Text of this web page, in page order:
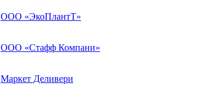
ООО «ЭкоПлантТ»
ООО «Стафф Компани»
Маркет Деливери